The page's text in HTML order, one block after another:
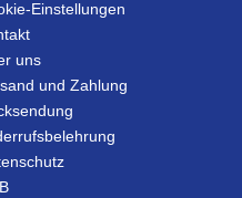
Einstellungen
uns
und Zahlung